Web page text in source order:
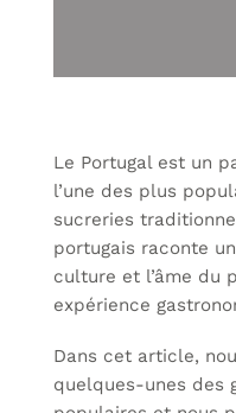
Le Portugal est un
l’une des plus
sucreries
portugais raconte
culture et l’âme du
expérience
Dans cet article,
quelques-unes des